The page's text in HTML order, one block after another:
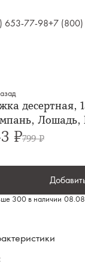
653-77-98+7 (800)
десертная,
Лошадь,
₽799 ₽
300 в наличии